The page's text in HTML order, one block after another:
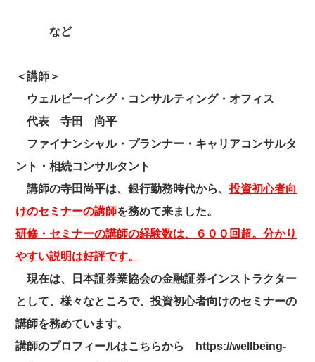
など
＜講師＞
ウェルビーイング・コンサルティング・オフィス
代表 寺田 尚平
ファイナンシャル・プランナー・キャリアコンサルタ
ント・相続コンサルタント
講師の寺田尚平は、銀行勤務時代から、投資初心者向
けのセミナーの講師を務めて来ました。
研修・セミナーの講師の経験数は、６００回超。分かり
やすい説明は好評です。
現在は、日本証券業協会の金融証券インストラクター
として、様々なところで、投資初心者向けのセミナーの
講師を務めています。
講師のプロフィールはこちらから
https://wellbeing-